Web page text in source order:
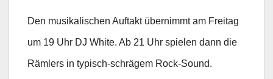
Den musikalischen Auftakt übernimmt am Freitag
um 19 Uhr DJ White. Ab 21 Uhr spielen dann die
Rämlers in typisch-schrägem Rock-Sound.